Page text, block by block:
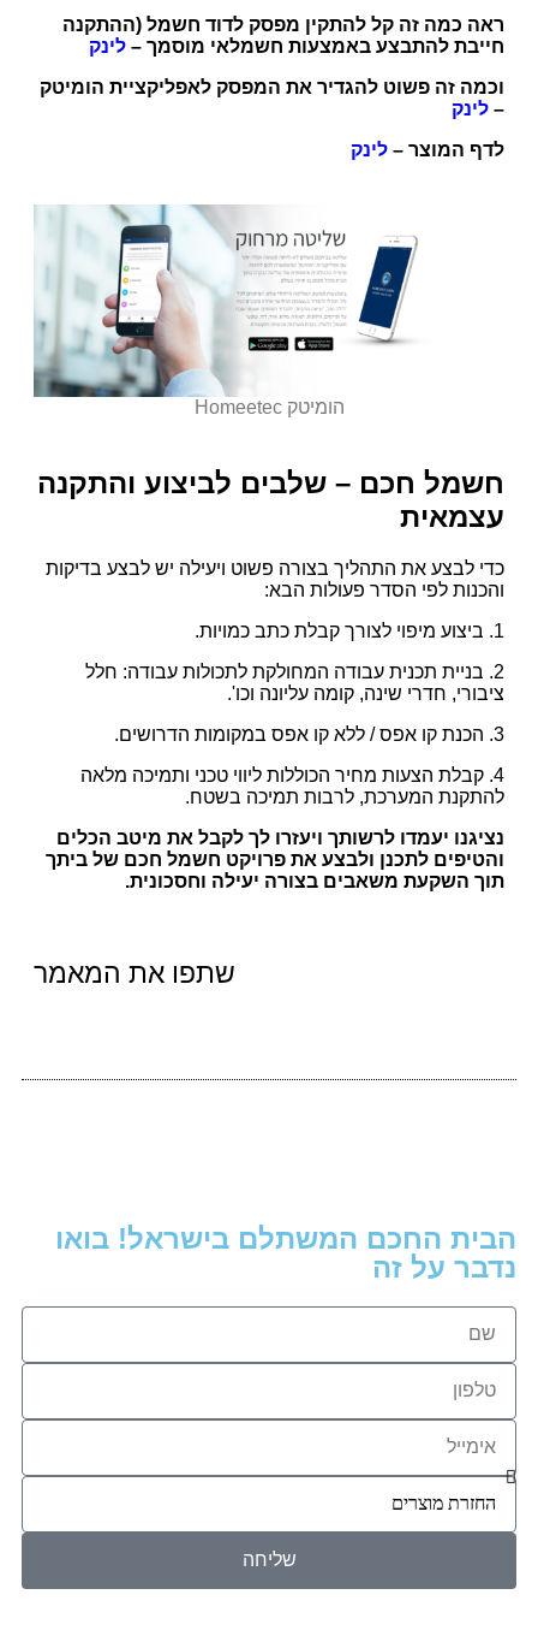
ראה כמה זה קל להתקין מפסק לדוד חשמל (ההתקנה
חייבת להתבצע באמצעות חשמלאי מוסמך – לינק
וכמה זה פשוט להגדיר את המפסק לאפליקציית הומיטק
– לינק
לדף המוצר – לינק
הומיטק Homeetec
חשמל חכם – שלבים לביצוע והתקנה
עצמאית
כדי לבצע את התהליך בצורה פשוט ויעילה יש לבצע בדיקות
והכנות לפי הסדר פעולות הבא:
1. ביצוע מיפוי לצורך קבלת כתב כמויות.
2. בניית תכנית עבודה המחולקת לתכולות עבודה: חלל
ציבורי, חדרי שינה, קומה עליונה וכו'.
3. הכנת קו אפס / ללא קו אפס במקומות הדרושים.
4. קבלת הצעות מחיר הכוללות ליווי טכני ותמיכה מלאה
להתקנת המערכת, לרבות תמיכה בשטח.
נציגנו יעמדו לרשותך ויעזרו לך לקבל את מיטב הכלים
והטיפים לתכנן ולבצע את פרויקט חשמל חכם של ביתך
תוך השקעת משאבים בצורה יעילה וחסכונית.
שתפו את המאמר
הבית החכם המשתלם בישראל! בואו
נדבר על זה
שליחה